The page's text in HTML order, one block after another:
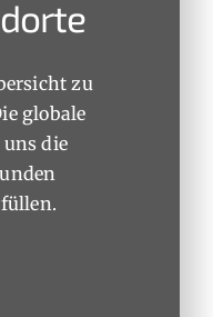
zu
globale
die